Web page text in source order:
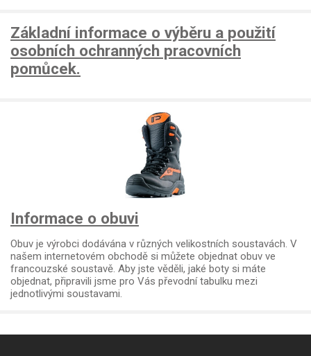
Základní informace o výběru a použití
osobních ochranných pracovních
pomůcek.
Informace o obuvi
Obuv je výrobci dodávána v různých velikostních soustavách. V
našem internetovém obchodě si můžete objednat obuv ve
francouzské soustavě. Aby jste věděli, jaké boty si máte
objednat, připravili jsme pro Vás převodní tabulku mezi
jednotlivými soustavami.